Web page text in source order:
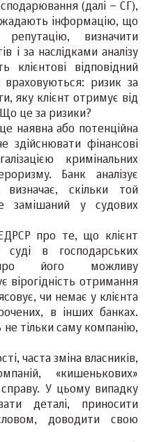
(далі – СГ),
інформацію, що
визначити
і за наслідками аналізу
клієнтові відповідний
ризик за
яку клієнт отримує від
це за ризики?
наявна або потенційна
здійснювати фінансові
кримінальних
Банк аналізує
визначає, скільки той
у судових
про те, що клієнт
суді в господарських
його можливу
вірогідність отримання
чи немає у клієнта
в інших банках.
тільки саму компанію,
часта зміна власників,
«кишенькових»
У цьому випадку
деталі, приносити
словом, доводити свою